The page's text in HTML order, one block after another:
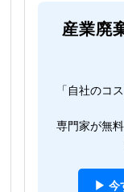
産業廃
「自社のコ
専門家が無
▶ 今